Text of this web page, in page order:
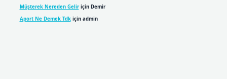
Müşterek Nereden Geliriçin Demir
Aport Ne Demek Tdkiçin admin